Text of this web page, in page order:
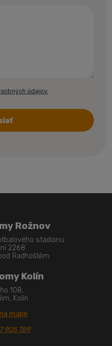
údajov.
Rožnov
stadionu
2268
Radhoštěm
Kolín
108,
Kolín
mape
905 789